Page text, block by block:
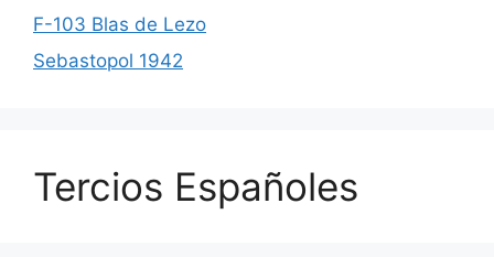
F-103 Blas de Lezo
Sebastopol 1942
Tercios Españoles